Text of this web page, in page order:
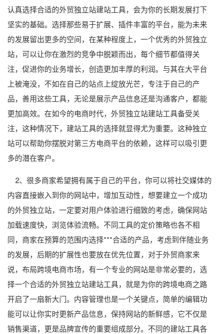
认真选择合适的外贸独立站建站工具，会为你的长期发展打下
坚实的基础。选择那些易于扩展、插件丰富的平台，能为未来
的发展留出更多的空间，在某种程度上，一个优秀的外贸独立
站，可以让你在激烈的竞争中脱颖而出，每个细节都值得关
注，促进你的业务增长，创造更加丰厚的利润。与其在大平台
上被淹没，不如在自己的站点上绽放光芒，专注于自己的产
品，善用这些工具，无论是展示产品信息还是沟通客户，都能
更加高效。在如今的电商时代，外贸独立站建站工具备受关
注，这种情况下，建站工具的选择就显得尤为重要。这种独立
站可以帮助你摆脱对第三方电商平台的依赖，这样可以吸引更
多的潜在客户。
2、很多商家希望拥有属于自己的平台，你可以将社交媒体的
内容直接嵌入到你的网站中，增加互动性，想要建立一个成功
的外贸独立站，一定要对用户体验进行细致的考虑，确保网站
加载速度快，浏览体验流畅。不同工具的定价策略也各不相
同，商家在预算的范围内选择***合适的产品，考虑到伴随业务
的发展，后期的扩展性也要放在优先位置，对于外贸商家来
说，布局跨境电商市场，有一个专业的网站是非常必要的，选
择一个合适的外贸独立站建站工具，就是为你的跨境电商之路
开启了一扇新大门。内容管理也是一个关键点，简单的编辑功
能可以让你实时更新产品信息，保持网站的新鲜感，它不仅是
销售渠道，更是品牌宣传的重要组成部分。不同的建站工具各